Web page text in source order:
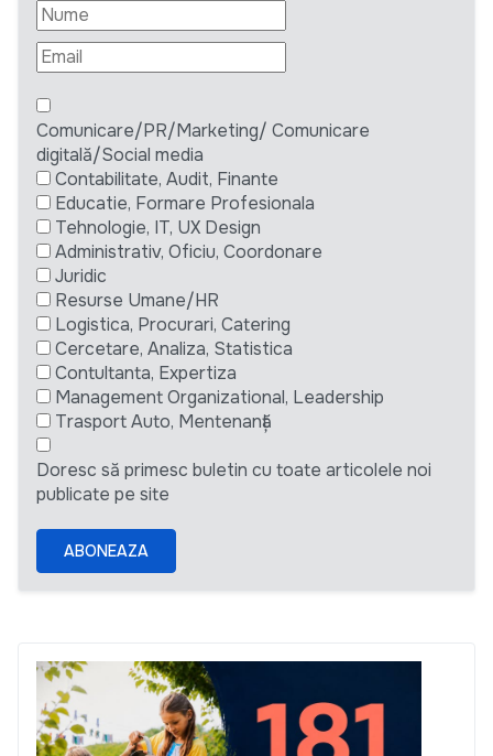
Comunicare/PR/Marketing/ Comunicare
digitală/Social media
Contabilitate, Audit, Finante
Educatie, Formare Profesionala
Tehnologie, IT, UX Design
Administrativ, Oficiu, Coordonare
Juridic
Resurse Umane/HR
Logistica, Procurari, Catering
Cercetare, Analiza, Statistica
Contultanta, Expertiza
Management Organizational, Leadership
Trasport Auto, Mentenanță
Doresc să primesc buletin cu toate articolele noi
publicate pe site
ABONEAZA